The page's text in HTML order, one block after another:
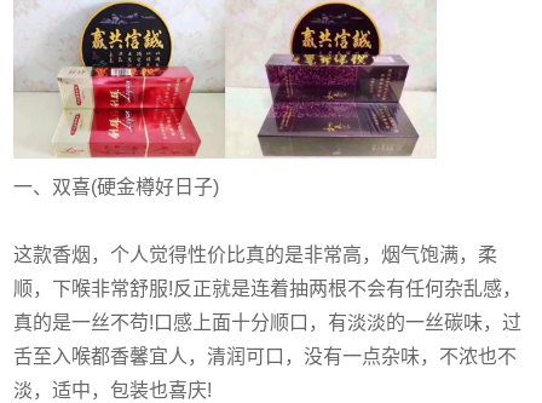
一、双喜(硬金樽好日子)
这款香烟，个人觉得性价比真的是非常高，烟气饱满，柔
顺，下喉非常舒服!反正就是连着抽两根不会有任何杂乱感，
真的是一丝不苟!口感上面十分顺口，有淡淡的一丝碳味，过
舌至入喉都香馨宜人，清润可口，没有一点杂味，不浓也不
淡，适中，包装也喜庆!